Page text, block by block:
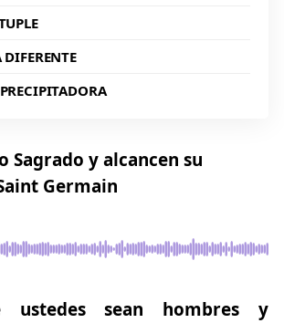
Sagrado y alcancen su
Germain
ustedes sean hombres y